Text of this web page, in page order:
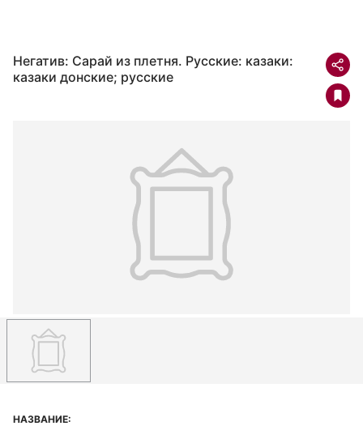
Негатив: Сарай из плетня. Русские: казаки:
казаки донские; русские
НАЗВАНИЕ: